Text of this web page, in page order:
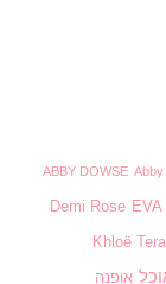
ABBY DOWSE Abby
Demi Rose
Khloë
אופנה